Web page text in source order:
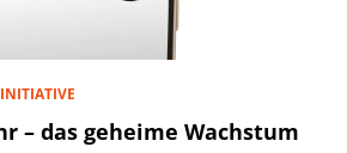
– das geheime Wachstum